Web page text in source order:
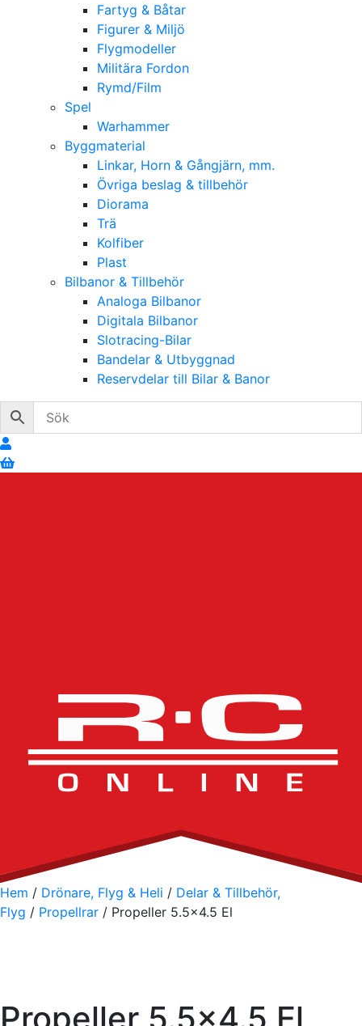
Fartyg & Båtar
Figurer & Miljö
Flygmodeller
Militära Fordon
Rymd/Film
Spel
Warhammer
Byggmaterial
Linkar, Horn & Gångjärn, mm.
Övriga beslag & tillbehör
Diorama
Trä
Kolfiber
Plast
Bilbanor & Tillbehör
Analoga Bilbanor
Digitala Bilbanor
Slotracing-Bilar
Bandelar & Utbyggnad
Reservdelar till Bilar & Banor
Hem / Drönare, Flyg & Heli / Delar & Tillbehör,
Flyg / Propellrar / Propeller 5.5×4.5 El